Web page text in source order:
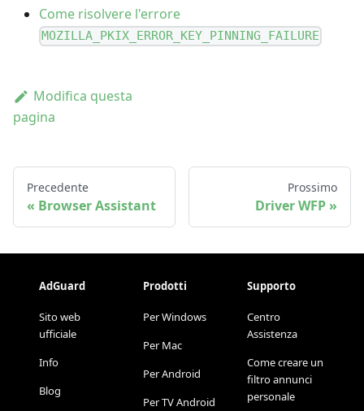
Come risolvere l'errore
MOZILLA_PKIX_ERROR_KEY_PINNING_FAILURE
Modifica questa
pagina
Precedente
Browser Assistant
Prossimo
Driver WFP
AdGuard
Sito web
ufficiale
Info
Blog
Prodotti
Per Windows
Per Mac
Per Android
Per TV Android
Supporto
Centro
Assistenza
Come creare un
filtro annunci
personale